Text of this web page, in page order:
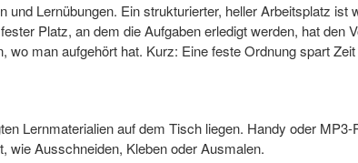
und Lernübungen. Ein strukturierter, heller Arbeitsplatz
Platz, an dem die Aufgaben erledigt werden, hat
man aufgehört hat. Kurz: Eine feste Ordnung spart
Lernmaterialien auf dem Tisch liegen. Handy oder
wie Ausschneiden, Kleben oder Ausmalen.